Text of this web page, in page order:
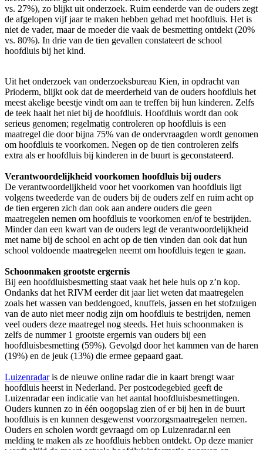
vs. 27%), zo blijkt uit onderzoek. Ruim eenderde van de ouders zegt
de afgelopen vijf jaar te maken hebben gehad met hoofdluis. Het is
niet de vader, maar de moeder die vaak de besmetting ontdekt (20%
vs. 80%). In drie van de tien gevallen constateert de school
hoofdluis bij het kind.
Uit het onderzoek van onderzoeksbureau Kien, in opdracht van
Prioderm, blijkt ook dat de meerderheid van de ouders hoofdluis het
meest akelige beestje vindt om aan te treffen bij hun kinderen. Zelfs
de teek haalt het niet bij de hoofdluis. Hoofdluis wordt dan ook
serieus genomen; regelmatig controleren op hoofdluis is een
maatregel die door bijna 75% van de ondervraagden wordt genomen
om hoofdluis te voorkomen. Negen op de tien controleren zelfs
extra als er hoofdluis bij kinderen in de buurt is geconstateerd.
Verantwoordelijkheid voorkomen hoofdluis bij ouders
De verantwoordelijkheid voor het voorkomen van hoofdluis ligt
volgens tweederde van de ouders bij de ouders zelf en ruim acht op
de tien ergeren zich dan ook aan andere ouders die geen
maatregelen nemen om hoofdluis te voorkomen en/of te bestrijden.
Minder dan een kwart van de ouders legt de verantwoordelijkheid
met name bij de school en acht op de tien vinden dan ook dat hun
school voldoende maatregelen neemt om hoofdluis tegen te gaan.
Schoonmaken grootste ergernis
Bij een hoofdluisbesmetting staat vaak het hele huis op z’n kop.
Ondanks dat het RIVM eerder dit jaar liet weten dat maatregelen
zoals het wassen van beddengoed, knuffels, jassen en het stofzuigen
van de auto niet meer nodig zijn om hoofdluis te bestrijden, nemen
veel ouders deze maatregel nog steeds. Het huis schoonmaken is
zelfs de nummer 1 grootste ergernis van ouders bij een
hoofdluisbesmetting (59%). Gevolgd door het kammen van de haren
(19%) en de jeuk (13%) die ermee gepaard gaat.
Luizenradaris de nieuwe online radar die in kaart brengt waar
hoofdluis heerst in Nederland. Per postcodegebied geeft de
Luizenradar een indicatie van het aantal hoofdluisbesmettingen.
Ouders kunnen zo in één oogopslag zien of er bij hen in de buurt
hoofdluis is en kunnen desgewenst voorzorgsmaatregelen nemen.
Ouders en scholen wordt gevraagd om op Luizenradar.nl een
melding te maken als ze hoofdluis hebben ontdekt. Op deze manier